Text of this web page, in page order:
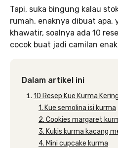
Tapi, suka bingung kalau
rumah, enaknya dibuat apa,
khawatir, soalnya ada 10
cocok buat jadi camilan
Dalam artikel ini
10 Resep Kue Kurma
1. Kue semolina isi kurma
2. Cookies margaret
3. Kukis kurma kacang
4. Mini cupcake kurma